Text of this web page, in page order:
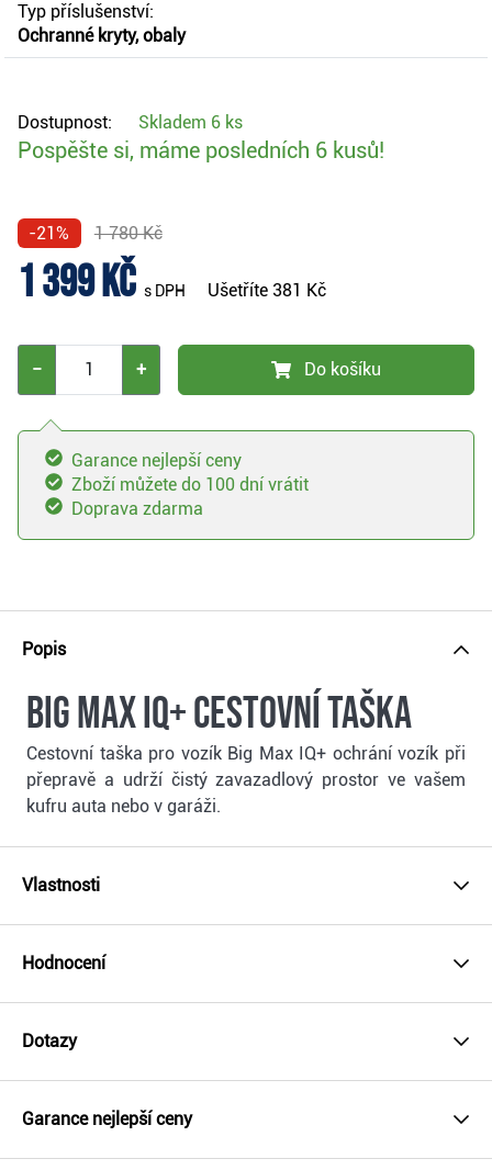
Typ příslušenství:
Ochranné kryty, obaly
Dostupnost: Skladem 6 ks
Pospěšte si, máme posledních 6 kusů!
-21% 1 780 Kč
1 399 Kč s DPH Ušetříte 381 Kč
− + Do košíku
Garance nejlepší ceny
Zboží můžete do 100 dní vrátit
Doprava zdarma
Popis
Big Max IQ+ cestovní taška
Cestovní taška pro vozík Big Max IQ+ ochrání vozík při
přepravě a udrží čistý zavazadlový prostor ve vašem
kufru auta nebo v garáži.
Vlastnosti
Hodnocení
Dotazy
Garance nejlepší ceny